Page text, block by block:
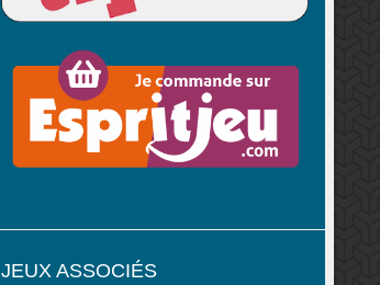
JEUX ASSOCIÉS